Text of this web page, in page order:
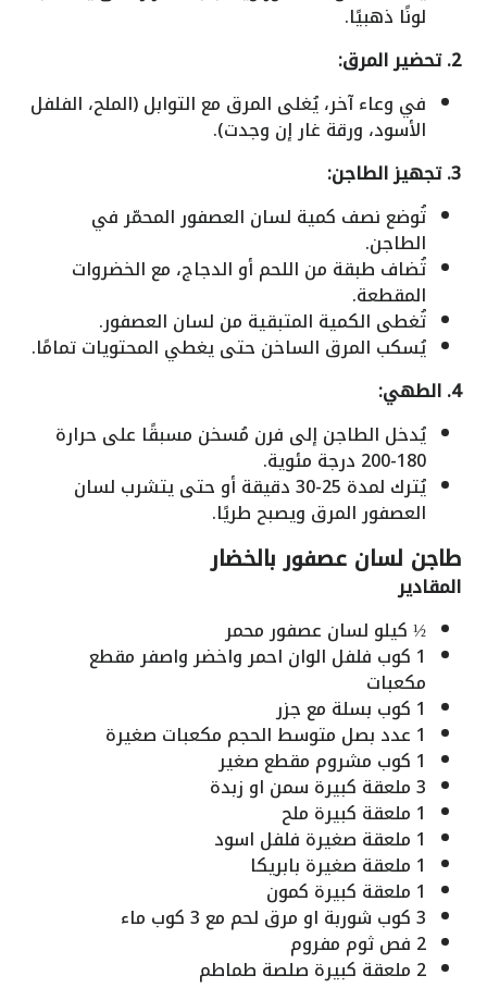
لونًا ذهبيًا.
2. تحضير المرق:
في وعاء آخر، يُغلى المرق مع التوابل (الملح، الفلفل
الأسود، ورقة غار إن وجدت).
3. تجهيز الطاجن:
تُوضع نصف كمية لسان العصفور المحمّر في
الطاجن.
تُضاف طبقة من اللحم أو الدجاج، مع الخضروات
المقطعة.
تُغطى الكمية المتبقية من لسان العصفور.
يُسكب المرق الساخن حتى يغطي المحتويات تمامًا.
4. الطهي:
يُدخل الطاجن إلى فرن مُسخن مسبقًا على حرارة
180-200 درجة مئوية.
يُترك لمدة 25-30 دقيقة أو حتى يتشرب لسان
العصفور المرق ويصبح طريًا.
طاجن لسان عصفور بالخضار
المقادير
½كيلو لسان عصفورمحمر
1 كوب فلفل الوان احمر واخضر واصفرمقطع
مكعبات
1 كوب بسلة مع جزر
1 عدد بصل متوسط الحجم مكعبات صغيرة
1 كوب مشروم مقطع صغير
3ملعقة كبيرة سمن او زبدة
1 ملعقة كبيرة ملح
1 ملعقة صغيرة فلفل اسود
1 ملعقة صغيرة بابريكا
1 ملعقة كبيرة كمون
3كوب شوربة او مرق لحم مع 3 كوب ماء
2 فصثوم مفروم
2 ملعقة كبيرة صلصة طماطم